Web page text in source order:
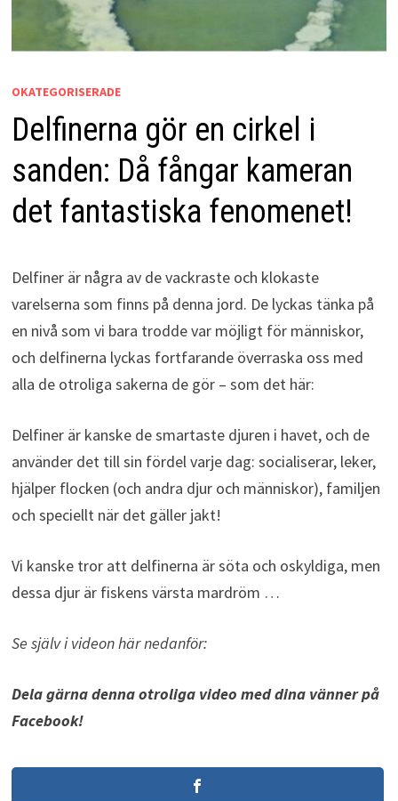
OKATEGORISERADE
Delfinerna gör en cirkel i
sanden: Då fångar kameran
det fantastiska fenomenet!
Delfiner är några av de vackraste och klokaste
varelserna som finns på denna jord. De lyckas tänka på
en nivå som vi bara trodde var möjligt för människor,
och delfinerna lyckas fortfarande överraska oss med
alla de otroliga sakerna de gör – som det här:
Delfiner är kanske de smartaste djuren i havet, och de
använder det till sin fördel varje dag: socialiserar, leker,
hjälper flocken (och andra djur och människor), familjen
och speciellt när det gäller jakt!
Vi kanske tror att delfinerna är söta och oskyldiga, men
dessa djur är fiskens värsta mardröm …
Se själv i videon här nedanför:
Dela gärna denna otroliga video med dina vänner på
Facebook!